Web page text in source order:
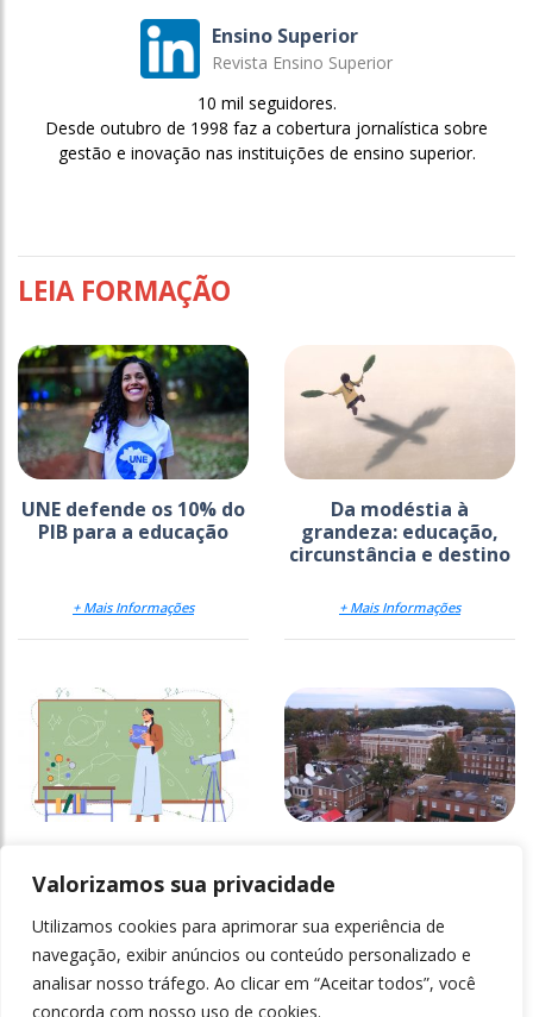
Valorizamos sua privacidade
Utilizamos cookies para aprimorar sua experiência de
navegação, exibir anúncios ou conteúdo personalizado e
analisar nosso tráfego. Ao clicar em “Aceitar todos”, você
concorda com nosso uso de cookies.
Ensino Superior
Revista Ensino Superior
10 mil seguidores.
Desde outubro de 1998 faz a cobertura jornalística sobre
gestão e inovação nas instituições de ensino superior.
LEIA FORMAÇÃO
UNE defende os 10% do
PIB para a educação
+ Mais Informações
Da modéstia à
grandeza: educação,
circunstância e destino
+ Mais Informações
empregabilidade nas
licenciaturas
+ Mais Informações
desmantelam
programas de equidade
+ Mais Informações